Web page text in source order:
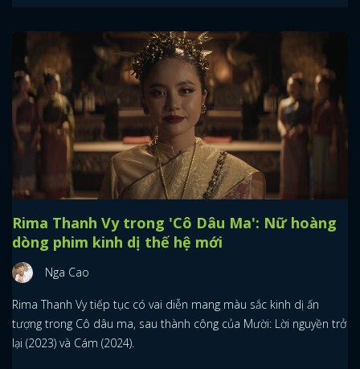
Rima Thanh Vy trong 'Cô Dâu Ma': Nữ hoàng
dòng phim kinh dị thế hệ mới
Nga Cao
Rima Thanh Vy tiếp tục có vai diễn mang màu sắc kinh dị ấn
tượng trong Cô dâu ma, sau thành công của Mười: Lời nguyền trở
lại (2023) và Cám (2024).